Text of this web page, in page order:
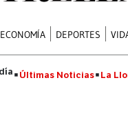
ECONOMÍA DEPORTES
Últimas Noticias La